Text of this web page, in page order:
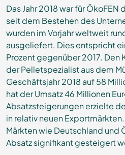
Das Jahr 2018 war für
seit dem Bestehen des
wurden im Vorjahr weltweit
ausgeliefert. Dies entspricht
Prozent gegenüber 2017. Den
der Pelletspezialist aus dem
Geschäftsjahr 2018 auf 58
hat der Umsatz 46 Millionen
Absatzsteigerungen erzielte
in relativ neuen
Märkten wie Deutschland und
Absatz signifikant gesteigert